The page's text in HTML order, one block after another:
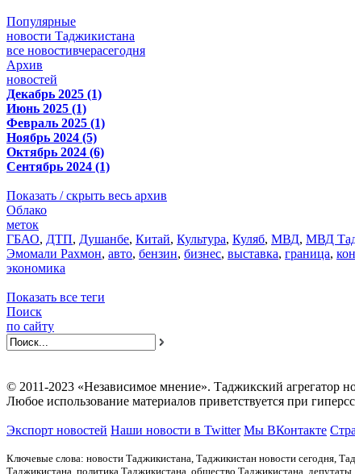
Популярные
новости Таджикистана
все новостивчерасегодня
Архив
новостей
Декабрь 2025 (1)
Июнь 2025 (1)
Февраль 2025 (1)
Ноябрь 2024 (5)
Октябрь 2024 (6)
Сентябрь 2024 (1)
Показать / скрыть весь архив
Облако
меток
ГБАО, ДТП, Душанбе, Китай, Культура, Куляб, МВД, МВД
Эмомали Рахмон, авто, бензин, бизнес, выставка, граница,
экономика
Показать все теги
Поиск
по сайту
© 2011-2023 «Независимое мнение». Таджикский агрегатор
Любое использование материалов приветствуется при
Экспорт новостей Наши новости в Twitter Мы ВКонтакте
Ключевые слова: новости Таджикистана, Таджикистан новости сегодня,
Таджикистана, политика Таджикистана, общество Таджикистана,